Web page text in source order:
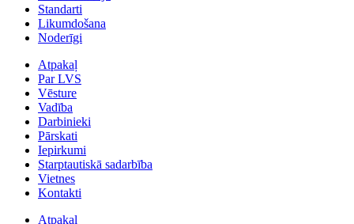
Standarti
Likumdošana
Noderīgi
Atpakaļ
Par LVS
Vēsture
Vadība
Darbinieki
Pārskati
Iepirkumi
Starptautiskā sadarbība
Vietnes
Kontakti
Atpakaļ